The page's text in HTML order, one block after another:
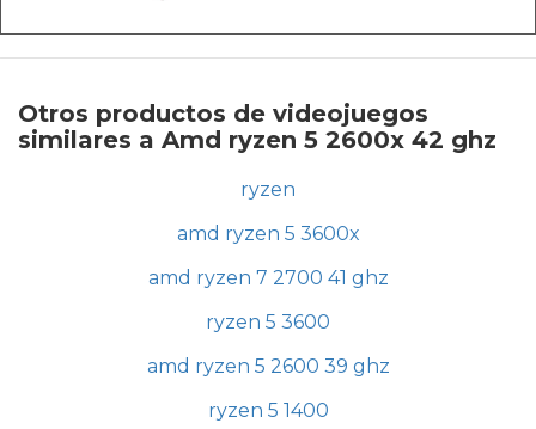
Otros productos de videojuegos
similares a Amd ryzen 5 2600x 42 ghz
ryzen
amd ryzen 5 3600x
amd ryzen 7 2700 41 ghz
ryzen 5 3600
amd ryzen 5 2600 39 ghz
ryzen 5 1400